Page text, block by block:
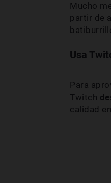
Mucho
partir de
Usa
Para
Twitch
calidad